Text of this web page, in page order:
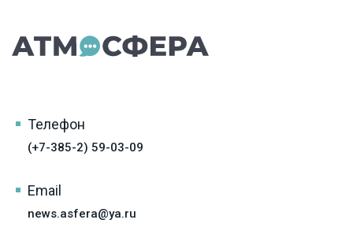
Телефон
(+7-385-2) 59-03-09
Email
news.asfera@ya.ru